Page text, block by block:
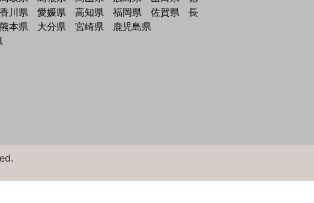
香川県 愛媛県 高知県 福岡県 佐賀県
長
熊本県 大分県 宮崎県
鹿児島県